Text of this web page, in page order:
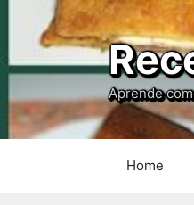
Aprende
Home